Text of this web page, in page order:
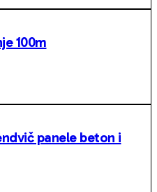
100m
panele beton i